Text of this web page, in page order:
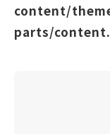
content/
parts/